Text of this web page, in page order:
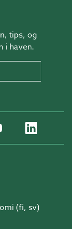
tips, og
i haven.
(fi, sv)